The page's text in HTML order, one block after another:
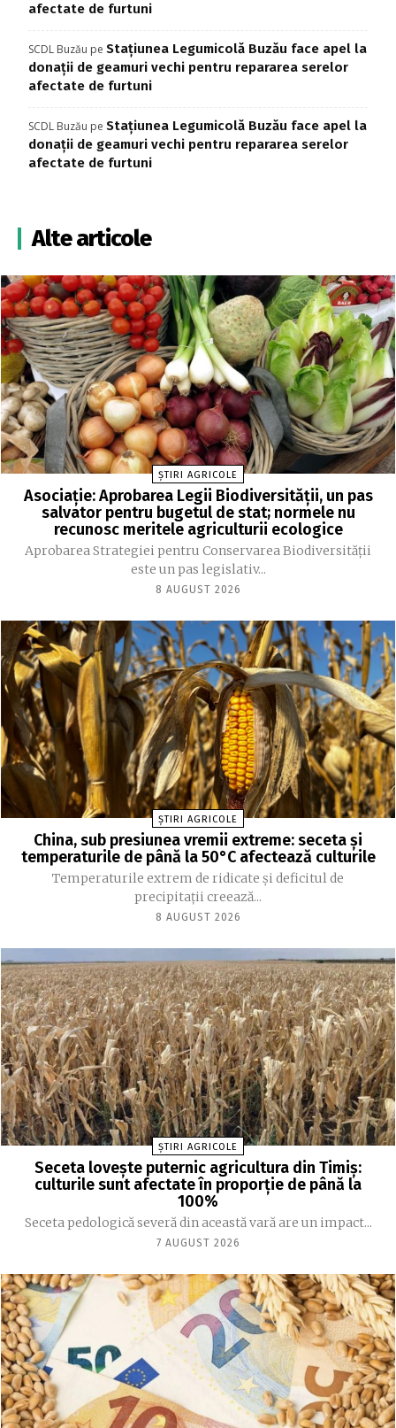
afectate de furtuni
SCDL Buzău pe Stațiunea Legumicolă Buzău face apel la
donații de geamuri vechi pentru repararea serelor
afectate de furtuni
SCDL Buzău pe Stațiunea Legumicolă Buzău face apel la
donații de geamuri vechi pentru repararea serelor
afectate de furtuni
Alte articole
ȘTIRI AGRICOLE
Asociație: Aprobarea Legii Biodiversității, un pas
salvator pentru bugetul de stat; normele nu
recunosc meritele agriculturii ecologice
Aprobarea Strategiei pentru Conservarea Biodiversității
este un pas legislativ...
8 AUGUST 2026
ȘTIRI AGRICOLE
China, sub presiunea vremii extreme: seceta și
temperaturile de până la 50°C afectează culturile
Temperaturile extrem de ridicate și deficitul de
precipitații creează...
8 AUGUST 2026
ȘTIRI AGRICOLE
Seceta lovește puternic agricultura din Timiș:
culturile sunt afectate în proporție de până la
100%
Seceta pedologică severă din această vară are un impact...
7 AUGUST 2026